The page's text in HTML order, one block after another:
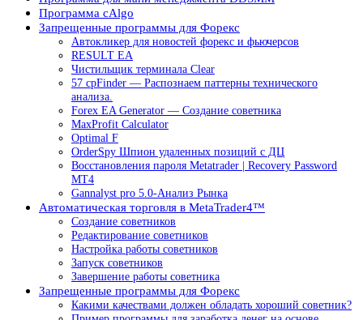
Программа cAlgo
Запрещенные программы для Форекс
Автокликер для новостей форекс и фьючерсов
RESULT EA
Чистильщик терминала Clear
57 cpFinder — Распознаем паттерны технического
анализа.
Forex EA Generator — Создание советника
MaxProfit Calculator
Optimal F
OrderSpy Шпион удаленных позиций с ДЦ
Восстановления пароля Metatrader | Recovery Password
MT4
Gannalyst pro 5.0-Анализ Рынка
Автоматическая торговля в MetaTrader4™
Создание советников
Редактирование советников
Настройка работы советников
Запуск советников
Завершение работы советника
Запрещенные программы для Форекс
Какими качествами должен обладать хороший советник?